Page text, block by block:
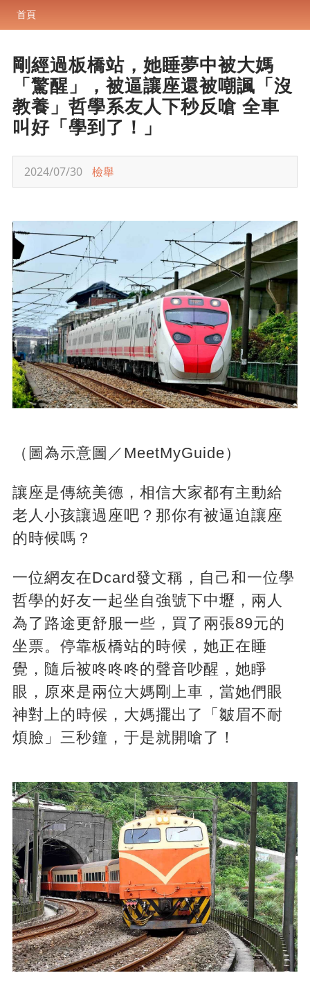
首頁
剛經過板橋站，她睡夢中被大媽
「驚醒」，被逼讓座還被嘲諷「沒
教養」哲學系友人下秒反嗆 全車
叫好「學到了！」
2024/07/30 檢舉
（圖為示意圖／MeetMyGuide）
讓座是傳統美德，相信大家都有主動給
老人小孩讓過座吧？那你有被逼迫讓座
的時候嗎？
一位網友在Dcard發文稱，自己和一位學
哲學的好友一起坐自強號下中壢，兩人
為了路途更舒服一些，買了兩張89元的
坐票。停靠板橋站的時候，她正在睡
覺，隨后被咚咚咚的聲音吵醒，她睜
眼，原來是兩位大媽剛上車，當她們眼
神對上的時候，大媽擺出了「皺眉不耐
煩臉」三秒鐘，于是就開嗆了！